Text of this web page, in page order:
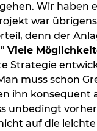
Wir
war
denn der
Viele
Strategie
muss schon
ihn konsequent
unbedingt
auf die